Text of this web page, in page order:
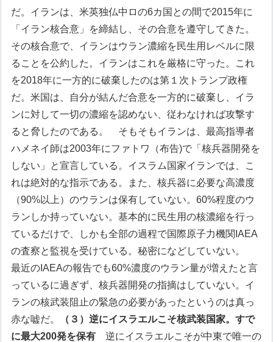
だ。イランは、米英独仏中ロの6カ国との間で2015年に
「イラン核合意」を締結し、その合意を遵守してきた。
その核合意で、イランはウラン濃縮を民生用レベルに限
ることを公約した。イランはこれを厳格に守った。これ
を2018年に一方的に破棄したのは第１次トランプ政権
だ。米国は、自分が結んだ合意を一方的に破棄し、イラ
ンに対して一切の濃縮を認めない、従わなければ攻撃す
ると脅したのである。
そもそもイランは、最高指導者
ハメネイ師は2003年にファトワ（布告)で「核兵器開発を
しない」と宣言している。イスラム国家イランでは、こ
れは絶対的な指示である。また、核兵器に必要な高濃度
（90%以上）のウランは保有していない。60%程度のウ
ランしか持っていない。基本的に民生用の核濃縮を行っ
ているだけで、しかも全部の過程で国際原子力機関IAEA
の査察と監視を受けている。秘密になどしていない。
最近のIAEAの報告でも60%濃度のウラン量が増えたと言
っているに過ぎず、核兵器開発の指摘はしていない。イ
ランの核武装阻止の緊急の必要があったというのは真っ
赤な嘘だ。
（３）逆にイスラエルこそ核武装国家。すで
に最大200発を保有 逆にイスラエルこそが中東で唯一の